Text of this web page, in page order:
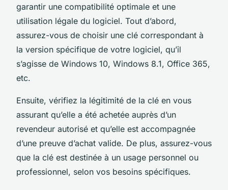
garantir une compatibilité optimale et une
utilisation légale du logiciel. Tout d’abord,
assurez-vous de choisir une clé correspondant à
la version spécifique de votre logiciel, qu’il
s’agisse de Windows 10, Windows 8.1, Office 365,
etc.
Ensuite, vérifiez la légitimité de la clé en vous
assurant qu’elle a été achetée auprès d’un
revendeur autorisé et qu’elle est accompagnée
d’une preuve d’achat valide. De plus, assurez-vous
que la clé est destinée à un usage personnel ou
professionnel, selon vos besoins spécifiques.